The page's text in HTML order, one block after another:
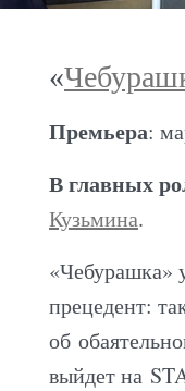
«
Премьера:
В главных
Кузьмина.
«Чебурашка»
прецедент:
об
выйдет на